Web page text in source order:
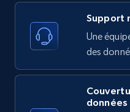
URL, Product id,
Reviews count shop,
price, and more.
1.9K+ 323+
Support
Une
des
données